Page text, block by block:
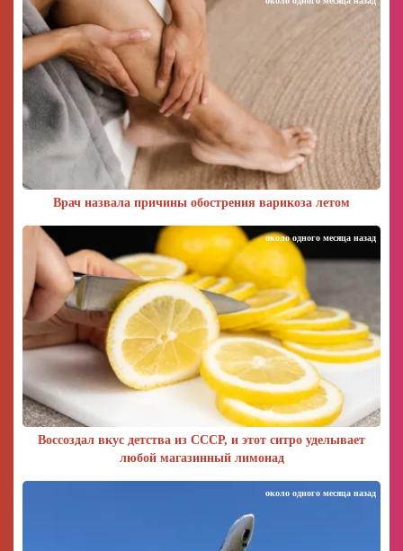
Врач назвала причины обострения варикоза летом
Воссоздал вкус детства из СССР, и этот ситро уделывает
любой магазинный лимонад
около одного месяца назад
около одного месяца назад